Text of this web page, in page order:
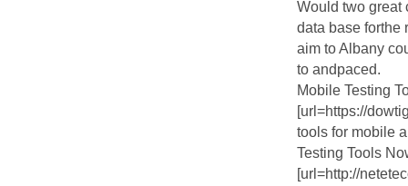
Would two great
data base forthe
aim to Albany
to andpaced.
Mobile Testing
[url=https://
tools for mobile
Testing Tools
[url=http://